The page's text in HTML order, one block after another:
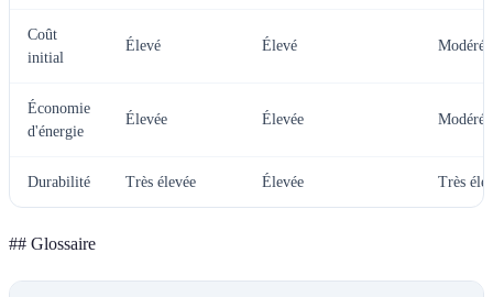
Coût
initial
Élevé Élevé Modéré
Économie
d'énergie
Élevée Élevée Modérée
Durabilité Très élevée Élevée Très
## Glossaire